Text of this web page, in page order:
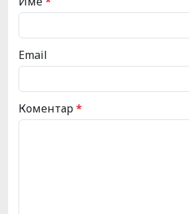
Email
Коментар*